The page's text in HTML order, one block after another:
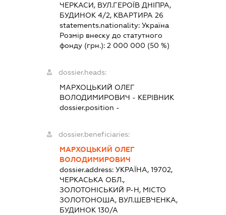
ЧЕРКАСИ, ВУЛ.ГЕРОЇВ ДНІПРА,
БУДИНОК 4/2, КВАРТИРА 26
statements.nationality: Україна
Розмір внеску до статутного
фонду (грн.): 2 000 000 (50 %)
dossier.heads:
МАРХОЦЬКИЙ ОЛЕГ
ВОЛОДИМИРОВИЧ - КЕРІВНИК
dossier.position -
dossier.beneficiaries:
МАРХОЦЬКИЙ ОЛЕГ
ВОЛОДИМИРОВИЧ
dossier.address: УКРАЇНА, 19702,
ЧЕРКАСЬКА ОБЛ.,
ЗОЛОТОНІСЬКИЙ Р-Н, МІСТО
ЗОЛОТОНОША, ВУЛ.ШЕВЧЕНКА,
БУДИНОК 130/А